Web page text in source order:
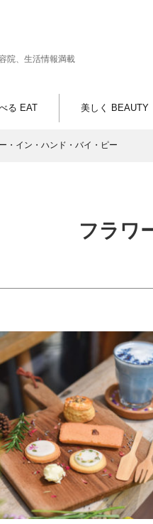
院、生活情報満載
る EAT 美しく BEAUTY
・イン・ハンド・バイ・ピー
フラワ